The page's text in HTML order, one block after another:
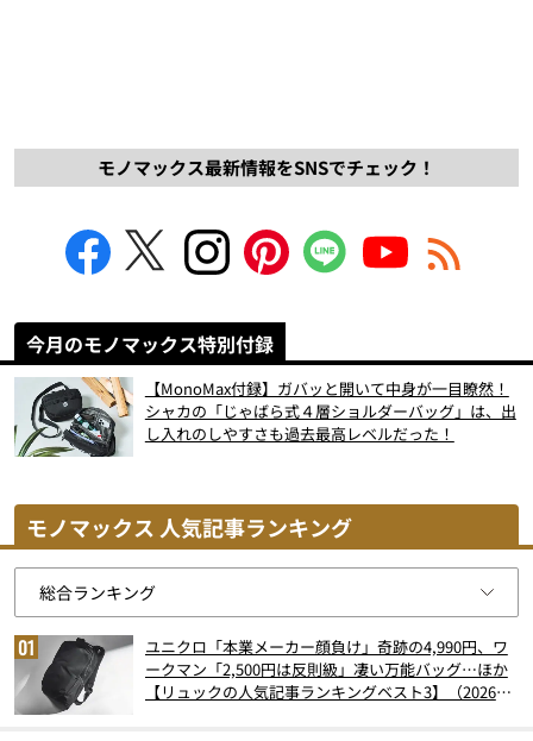
モノマックス最新情報をSNSでチェック！
今月のモノマックス特別付録
【MonoMax付録】ガバッと開いて中身が一目瞭然！
シャカの「じゃばら式４層ショルダーバッグ」は、出
し入れのしやすさも過去最高レベルだった！
モノマックス 人気記事ランキング
ユニクロ「本業メーカー顔負け」奇跡の4,990円、ワ
ークマン「2,500円は反則級」凄い万能バッグ…ほか
【リュックの人気記事ランキングベスト3】（2026年